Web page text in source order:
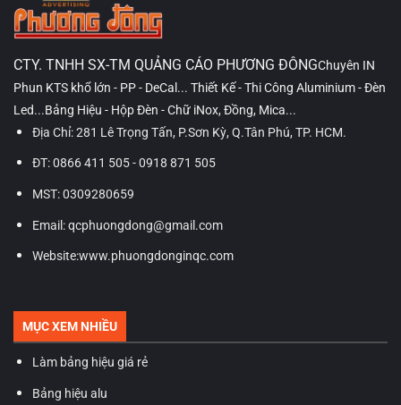
CTY. TNHH SX-TM QUẢNG CÁO PHƯƠNG ĐÔNGChuyên IN
Phun KTS khổ lớn - PP - DeCal... Thiết Kế - Thi Công Aluminium - Đèn
Led...Bảng Hiệu - Hộp Đèn - Chữ iNox, Đồng, Mica...
Địa Chỉ: 281 Lê Trọng Tấn, P.Sơn Kỳ, Q.Tân Phú, TP. HCM.
ĐT: 0866 411 505 - 0918 871 505
MST: 0309280659
Email: qcphuongdong@gmail.com
Website:www.phuongdonginqc.com
MỤC XEM NHIỀU
Làm bảng hiệu giá rẻ
Bảng hiệu alu